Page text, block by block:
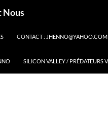
Nous
CONTACT : JHENNO@YAHOO.COM
SILICON VALLEY / PRÉDATEURS